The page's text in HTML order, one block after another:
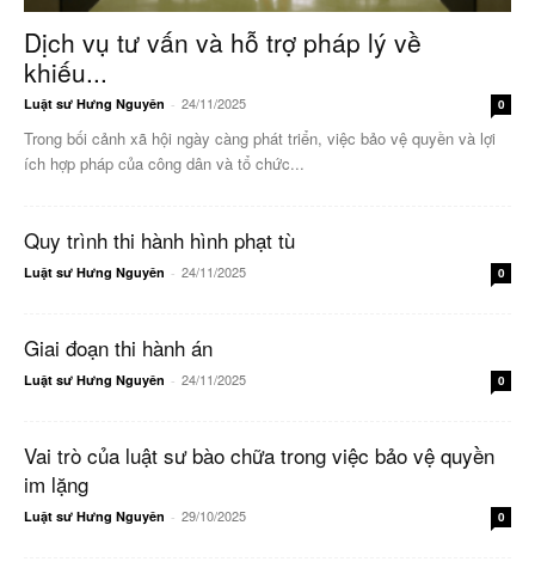
Dịch vụ tư vấn và hỗ trợ pháp lý về
khiếu...
Luật sư Hưng Nguyên - 24/11/2025 0
Trong bối cảnh xã hội ngày càng phát triển, việc bảo vệ quyền và lợi
ích hợp pháp của công dân và tổ chức...
Quy trình thi hành hình phạt tù
Luật sư Hưng Nguyên - 24/11/2025 0
Giai đoạn thi hành án
Luật sư Hưng Nguyên - 24/11/2025 0
Vai trò của luật sư bào chữa trong việc bảo vệ quyền
im lặng
Luật sư Hưng Nguyên - 29/10/2025 0